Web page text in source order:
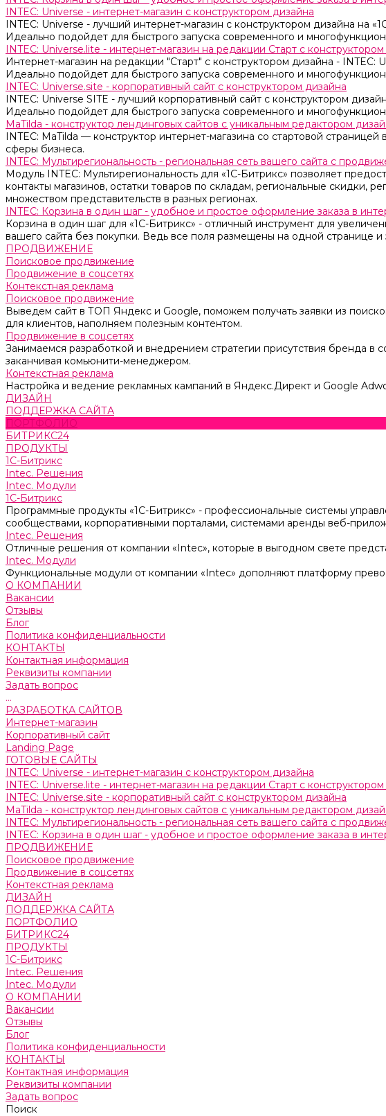
INTEC: Universe - интернет-магазин с конструктором дизайна
INTEC: Universe - лучший интернет-магазин с конструктором дизайна на
Идеально подойдет для быстрого запуска современного и
INTEC: Universe.lite - интернет-магазин на редакции Старт с
Интернет-магазин на редакции "Старт" с конструктором дизайна - INTEC:
Идеально подойдет для быстрого запуска современного и
INTEC: Universe.site - корпоративный сайт с конструктором дизайна
INTEC: Universe SITE - лучший корпоративный сайт с конструктором
Идеально подойдет для быстрого запуска современного и
MaTilda - конструктор лендинговых сайтов с уникальным редактором
INTEC: MaTilda — конструктор интернет-магазина со стартовой
сферы бизнеса.
INTEC: Мультирегиональность - региональная сеть вашего сайта с
Модуль INTEC: Мультирегиональность для «1С-Битрикс» позволяет
контакты магазинов, остатки товаров по складам, региональные скидки,
множеством представительств в разных регионах.
INTEC: Корзина в один шаг - удобное и простое оформление заказа в
Корзина в один шаг для «1С-Битрикс» - отличный инструмент для
вашего сайта без покупки. Ведь все поля размещены на одной странице и
ПРОДВИЖЕНИЕ
Поисковое продвижение
Продвижение в соцсетях
Контекстная реклама
Поисковое продвижение
Выведем сайт в ТОП Яндекс и Google, поможем получать заявки из
для клиентов, наполняем полезным контентом.
Продвижение в соцсетях
Занимаемся разработкой и внедрением стратегии присутствия бренда в
заканчивая комьюнити-менеджером.
Контекстная реклама
Настройка и ведение рекламных кампаний в Яндекс.Директ и Google
ДИЗАЙН
ПОДДЕРЖКА САЙТА
ПОРТФОЛИО
БИТРИКС24
ПРОДУКТЫ
1С-Битрикс
Intec. Решения
Intec. Модули
1С-Битрикс
Программные продукты «1С-Битрикс» - профессиональные системы
сообществами, корпоративными порталами, системами аренды веб-
Intec. Решения
Отличные решения от компании «Intec», которые в выгодном свете
Intec. Модули
Функциональные модули от компании «Intec» дополняют платформу
О КОМПАНИИ
Вакансии
Отзывы
Блог
Политика конфиденциальности
КОНТАКТЫ
Контактная информация
Реквизиты компании
Задать вопрос
...
РАЗРАБОТКА САЙТОВ
Интернет-магазин
Корпоративный сайт
Landing Page
ГОТОВЫЕ САЙТЫ
INTEC: Universe - интернет-магазин с конструктором дизайна
INTEC: Universe.lite - интернет-магазин на редакции Старт с
INTEC: Universe.site - корпоративный сайт с конструктором дизайна
MaTilda - конструктор лендинговых сайтов с уникальным редактором
INTEC: Мультирегиональность - региональная сеть вашего сайта с
INTEC: Корзина в один шаг - удобное и простое оформление заказа в
ПРОДВИЖЕНИЕ
Поисковое продвижение
Продвижение в соцсетях
Контекстная реклама
ДИЗАЙН
ПОДДЕРЖКА САЙТА
ПОРТФОЛИО
БИТРИКС24
ПРОДУКТЫ
1С-Битрикс
Intec. Решения
Intec. Модули
О КОМПАНИИ
Вакансии
Отзывы
Блог
Политика конфиденциальности
КОНТАКТЫ
Контактная информация
Реквизиты компании
Задать вопрос
Поиск